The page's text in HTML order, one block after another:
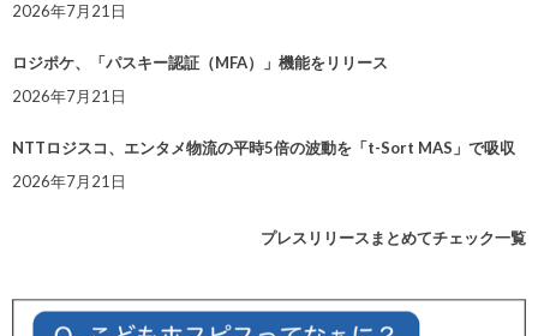
2026年7月21日
ロジポケ、「パスキー認証（MFA）」機能をリリース
2026年7月21日
NTTロジスコ、エンタメ物流の平時5倍の波動を「t-Sort MAS」で吸収
2026年7月21日
プレスリリースまとめてチェック一覧